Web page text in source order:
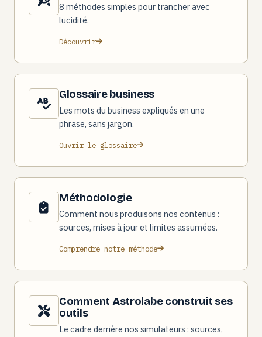
8 méthodes simples pour trancher avec
lucidité.
Découvrir
Glossaire business
Les mots du business expliqués en une
phrase, sans jargon.
Ouvrir le glossaire
Méthodologie
Comment nous produisons nos contenus :
sources, mises à jour et limites assumées.
Comprendre notre méthode
Comment Astrolabe construit ses
outils
Le cadre derrière nos simulateurs : sources,